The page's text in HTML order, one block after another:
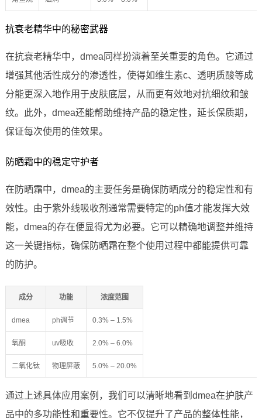
抗衰老精华中的秘密武器
在抗衰老精华中，dmea同样扮演着至关重要的角色。它通过
增强其他活性成分的渗透性，使得如维生素c、透明质酸等成
分能更深入地作用于皮肤底层，从而更有效地对抗细纹和皱
纹。此外，dmea还能帮助维持产品的稳定性，延长保质期，
保证每次使用的佳效果。
防晒霜中的稳定守护者
在防晒霜中，dmea的主要任务是确保防晒成分的稳定性和有
效性。由于紫外线吸收剂通常需要特定的ph值才能发挥大效
能，dmea的存在便显得尤为必要。它可以精确地调整并维持
这一关键指标，确保防晒霜在整个使用过程中都能提供可靠
的防护。
成分 功能 浓度范围
dmea ph调节 0.3% – 1.5%
氧酮 uv吸收 2.0% – 6.0%
二氧化钛 物理屏蔽 5.0% – 20.0%
通过上述具体应用案例，我们可以清晰地看到dmea在护肤产
品中的多功能性和重要性。它不仅提升了产品的整体性能，